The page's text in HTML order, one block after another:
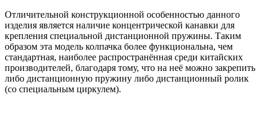
Отличительной конструкционной особенностью данного
изделия является наличие концентрической канавки для
крепления специальной дистанционной пружины. Таким
образом эта модель колпачка более функциональна, чем
стандартная, наиболее распространённая среди китайских
производителей, благодаря тому, что на неё можно закрепить
либо дистанционную пружину либо дистанционный ролик
(со специальным циркулем).